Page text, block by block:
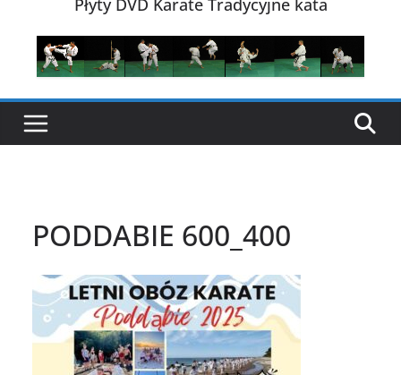
Płyty DVD Karate Tradycyjne kata
PODDABIE 600_400